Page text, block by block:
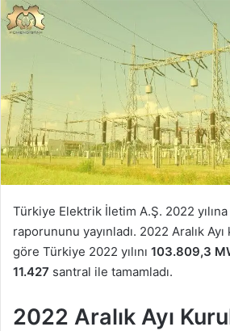
Türkiye Elektrik İletim A.Ş. 2022
raporununu yayınladı. 2022 Aralık
göre Türkiye 2022 yılını 103.809,3
11.427 santral ile tamamladı.
2022 Aralık Ayı